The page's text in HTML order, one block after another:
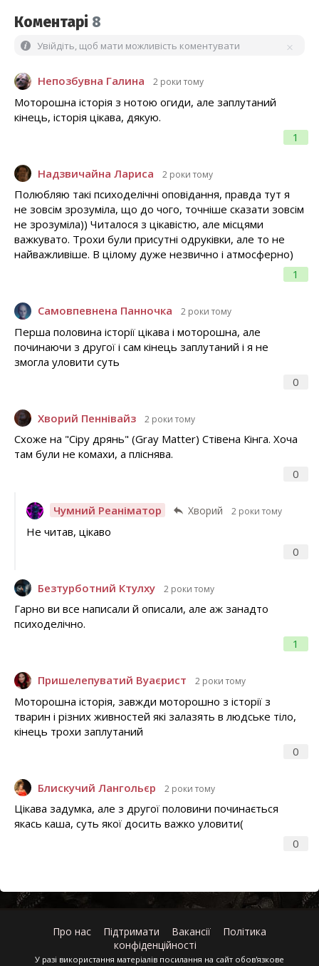
Коментарі 8
Увійдіть, щоб мати можливість коментувати
Непозбувна Галина 2 роки тому
1
Моторошна історія з нотою огиди, але заплутаний
кінець, історія цікава, дякую.
Надзвичайна Лариса 2 роки тому
1
Полюбляю такі психоделічні оповідання, правда тут я
не зовсім зрозуміла, що до чого, точніше сказати зовсім
не зрозуміла)) Читалося з цікавістю, але місцями
важкувато. Трохи були присутні одруківки, але то не
найважливіше. В цілому дуже незвично і атмосферно)
Самовпевнена Панночка 2 роки тому
0
Перша половина історії цікава і моторошна, але
починаючи з другої і сам кінець заплутаний і я не
змогла уловити суть
Хворий Пеннівайз 2 роки тому
0
Схоже на "Сіру дрянь" (Gray Matter) Стівена Кінга. Хоча
там були не комахи, а пліснява.
Чумний Реаніматор Хворий 2 роки тому
0
Не читав, цікаво
Безтурботний Ктулху 2 роки тому
1
Гарно ви все написали й описали, але аж занадто
психоделічно.
Пришелепуватий Вуаєрист 2 роки тому
0
Моторошна історія, завжди моторошно з історії з
тварин і різних живностей які залазять в людське тіло,
кінець трохи заплутаний
Блискучий Лангольєр 2 роки тому
0
Цікава задумка, але з другої половини починається
якась каша, суть якої досить важко уловити(
Про нас Підтримати Вакансії
Політика
конфіденційності
У разі використання матеріалів посилання на сайт обов'язкове